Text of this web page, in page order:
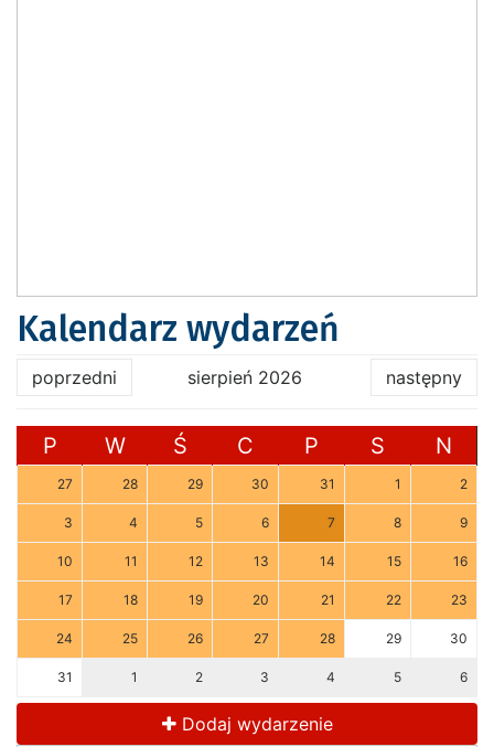
Kalendarz wydarzeń
poprzedni sierpień 2026 następny
P W Ś C P S N
27 28 29 30 31 1 2
3 4 5 6 7 8 9
10 11 12 13 14 15 16
17 18 19 20 21 22 23
24 25 26 27 28 29 30
31 1 2 3 4 5 6
Dodaj wydarzenie